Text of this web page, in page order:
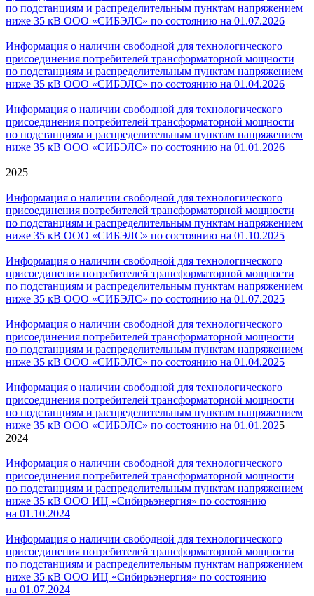
по подстанциям и распределительным пунктам напряжением
ниже 35 кВ ООО «СИБЭЛС» по состоянию на 01.07.2026
Информация о наличии свободной для технологического
присоединения потребителей трансформаторной мощности
по подстанциям и распределительным пунктам напряжением
ниже 35 кВ ООО «СИБЭЛС» по состоянию на 01.04.2026
Информация о наличии свободной для технологического
присоединения потребителей трансформаторной мощности
по подстанциям и распределительным пунктам напряжением
ниже 35 кВ ООО «СИБЭЛС» по состоянию на 01.01.2026
2025
Информация о наличии свободной для технологического
присоединения потребителей трансформаторной мощности
по подстанциям и распределительным пунктам напряжением
ниже 35 кВ ООО «СИБЭЛС» по состоянию на 01.10.2025
Информация о наличии свободной для технологического
присоединения потребителей трансформаторной мощности
по подстанциям и распределительным пунктам напряжением
ниже 35 кВ ООО «СИБЭЛС» по состоянию на 01.07.2025
Информация о наличии свободной для технологического
присоединения потребителей трансформаторной мощности
по подстанциям и распределительным пунктам напряжением
ниже 35 кВ ООО «СИБЭЛС» по состоянию на 01.04.2025
Информация о наличии свободной для технологического
присоединения потребителей трансформаторной мощности
по подстанциям и распределительным пунктам напряжением
ниже 35 кВ ООО «СИБЭЛС» по состоянию на 01.01.2025
2024
Информация о наличии свободной для технологического
присоединения потребителей трансформаторной мощности
по подстанциям и распределительным пунктам напряжением
ниже 35 кВ ООО ИЦ «Сибирьэнергия» по состоянию
на 01.10.2024
Информация о наличии свободной для технологического
присоединения потребителей трансформаторной мощности
по подстанциям и распределительным пунктам напряжением
ниже 35 кВ ООО ИЦ «Сибирьэнергия» по состоянию
на 01.07.2024